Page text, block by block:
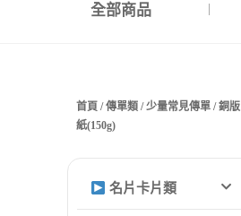
全部商品
首頁/傳單類/少量常見傳單/ 銅版
紙(150g)
名片卡片類